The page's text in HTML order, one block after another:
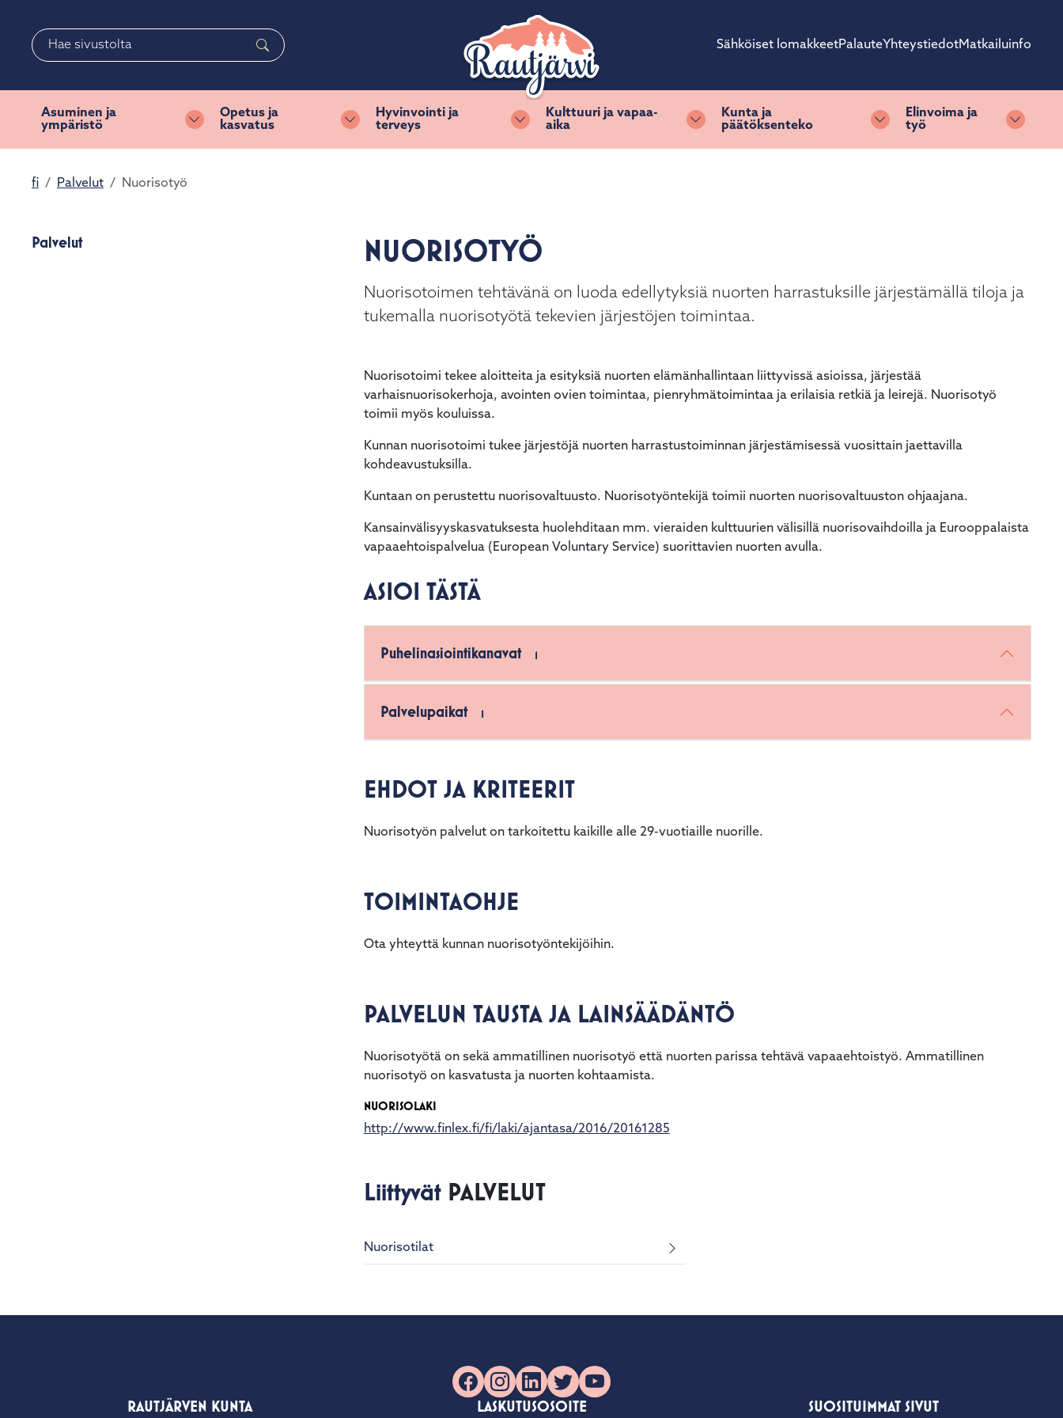
Sähköiset lomakkeetPalauteYhteystiedotMatkailuinfo
Haku
Asuminen ja
ympäristö
Vaihda alasvetovalikkoa
Opetus ja
kasvatus
Vaihda alasvetovalikkoa
Hyvinvointi ja
terveys
Vaihda alasvetovalikkoa
Kulttuuri ja vapaa-
aika
Vaihda alasvetovalikkoa
Kunta ja
päätöksenteko
Vaihda alasvetovalikkoa
Elinvoima ja
työ
Vaihda
fi Palvelut Nuorisotyö
Palvelut NUORISOTYÖ
Nuorisotoimen tehtävänä on luoda edellytyksiä nuorten harrastuksille järjestämällä tiloja ja
tukemalla nuorisotyötä tekevien järjestöjen toimintaa.
Nuorisotoimi tekee aloitteita ja esityksiä nuorten elämänhallintaan liittyvissä asioissa, järjestää
varhaisnuorisokerhoja, avointen ovien toimintaa, pienryhmätoimintaa ja erilaisia retkiä ja leirejä. Nuorisotyö
toimii myös kouluissa.
Kunnan nuorisotoimi tukee järjestöjä nuorten harrastustoiminnan järjestämisessä vuosittain jaettavilla
kohdeavustuksilla.
Kuntaan on perustettu nuorisovaltuusto. Nuorisotyöntekijä toimii nuorten nuorisovaltuuston ohjaajana.
Kansainvälisyyskasvatuksesta huolehditaan mm. vieraiden kulttuurien välisillä nuorisovaihdoilla ja Eurooppalaista
vapaaehtoispalvelua (European Voluntary Service) suorittavien nuorten avulla.
ASIOI TÄSTÄ
Puhelinasiointikanavat 1
Palvelupaikat 1
EHDOT JA KRITEERIT
Nuorisotyön palvelut on tarkoitettu kaikille alle 29-vuotiaille nuorille.
TOIMINTAOHJE
Ota yhteyttä kunnan nuorisotyöntekijöihin.
PALVELUN TAUSTA JA LAINSÄÄDÄNTÖ
Nuorisotyötä on sekä ammatillinen nuorisotyö että nuorten parissa tehtävä vapaaehtoistyö. Ammatillinen
nuorisotyö on kasvatusta ja nuorten kohtaamista.
NUORISOLAKI
http://www.finlex.fi/fi/laki/ajantasa/2016/20161285
Liittyvät PALVELUT
Nuorisotilat
Facebook
Instagram
LinkedIn
X YouTube
RAUTJÄRVEN KUNTA LASKUTUSOSOITE SUOSITUIMMAT SIVUT